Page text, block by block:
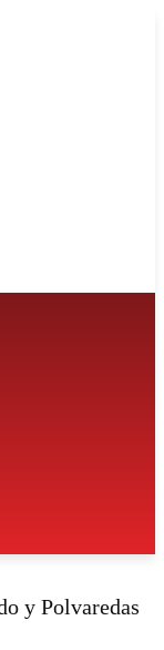
y Polvaredas